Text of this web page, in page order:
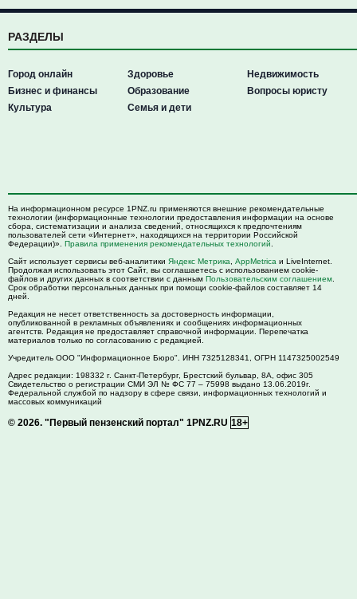
РАЗДЕЛЫ
Город онлайн
Бизнес и финансы
Культура
Здоровье
Образование
Семья и дети
Недвижимость
Вопросы юристу
На информационном ресурсе 1PNZ.ru применяются внешние рекомендательные
технологии (информационные технологии предоставления информации на основе
сбора, систематизации и анализа сведений, относящихся к предпочтениям
пользователей сети «Интернет», находящихся на территории Российской
Федерации)». Правила применения рекомендательных технологий
Сайт использует сервисы веб-аналитики Яндекс Метрика AppMetrica и LiveInternet.
Продолжая использовать этот Сайт, вы соглашаетесь с использованием cookie-
файлов и других данных в соответствии с данным Пользовательским соглашением
Срок обработки персональных данных при помощи cookie-файлов составляет 14
дней.
Редакция не несет ответственность за достоверность информации,
опубликованной в рекламных объявлениях и сообщениях информационных
агентств. Редакция не предоставляет справочной информации. Перепечатка
материалов только по согласованию с редакцией.
Учредитель ООО "Информационное Бюро". ИНН 7325128341, ОГРН 1147325002549
Адрес редакции: 198332 г. Санкт-Петербург, Брестский бульвар, 8А, офис 305
Свидетельство о регистрации СМИ ЭЛ № ФС 77 – 75998 выдано 13.06.2019г.
Федеральной службой по надзору в сфере связи, информационных технологий и
массовых коммуникаций
© 2026. "Первый пензенский портал" 1PNZ.RU 18+